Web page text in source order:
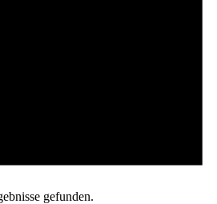
gefunden.